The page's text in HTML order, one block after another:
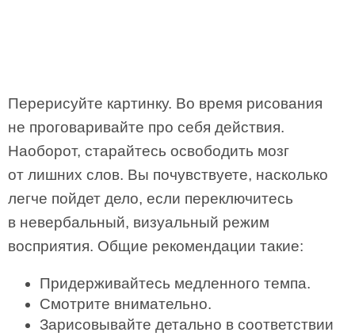
Перерисуйте картинку. Во время рисования
не проговаривайте про себя действия.
Наоборот, старайтесь освободить мозг
от лишних слов. Вы почувствуете, насколько
легче пойдет дело, если переключитесь
в невербальный, визуальный режим
восприятия. Общие рекомендации такие:
Придерживайтесь медленного темпа.
Смотрите внимательно.
Зарисовывайте детально в соответствии